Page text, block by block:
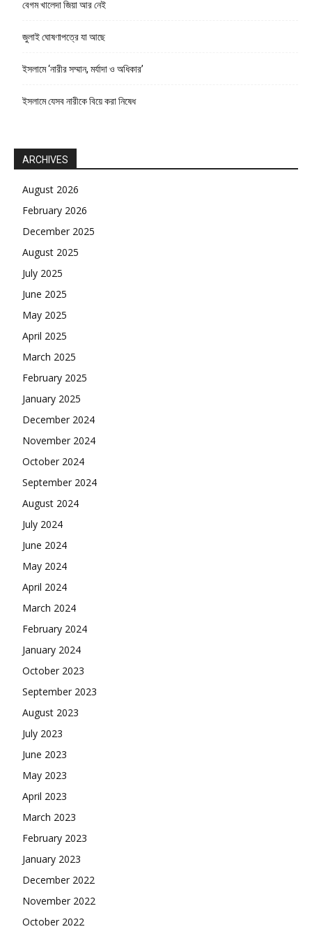
বেগম খালেদা জিয়া আর নেই
জুলাই ঘোষণাপত্রে যা আছে
ইসলামে ‘নারীর সম্মান, মর্যাদা ও অধিকার’
ইসলামে যেসব নারীকে বিয়ে করা নিষেধ
ARCHIVES
August 2026
February 2026
December 2025
August 2025
July 2025
June 2025
May 2025
April 2025
March 2025
February 2025
January 2025
December 2024
November 2024
October 2024
September 2024
August 2024
July 2024
June 2024
May 2024
April 2024
March 2024
February 2024
January 2024
October 2023
September 2023
August 2023
July 2023
June 2023
May 2023
April 2023
March 2023
February 2023
January 2023
December 2022
November 2022
October 2022